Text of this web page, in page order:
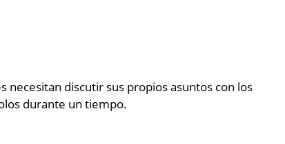
necesitan discutir sus propios asuntos con los
durante un tiempo.